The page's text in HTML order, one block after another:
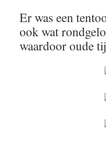
Er was een
ook wat
waardoor oude